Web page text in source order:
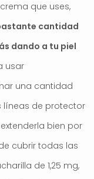
que uses,
cantidad
dando a tu piel
usar
una cantidad
líneas de protector
bien por
cubrir todas las
de 1,25 mg,